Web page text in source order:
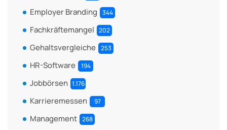
Employer Branding 344
Fachkräftemangel 202
Gehaltsvergleiche 253
HR-Software 194
Jobbörsen 1.176
Karrieremessen 97
Management 268